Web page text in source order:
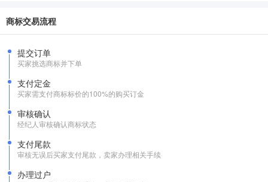
商标交易流程
提交订单
买家挑选商标并下单
支付定金
买家需支付商标标价的100%的购买订金
审核确认
经纪人审核确认商标状态
支付尾款
审核无误后买家支付尾款，卖家办理相关手续
办理过户